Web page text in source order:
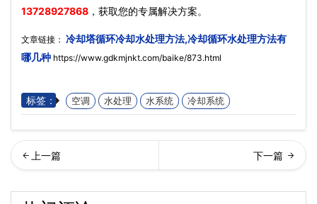
13728927868 ，获取您的专属解决方案。
文章链接： 冷却塔循环冷却水处理方法,冷却循环水处理方法有
哪几种 https://www.gdkmjnkt.com/baike/873.html
标签： 空调 水处理 水系统 冷却系统